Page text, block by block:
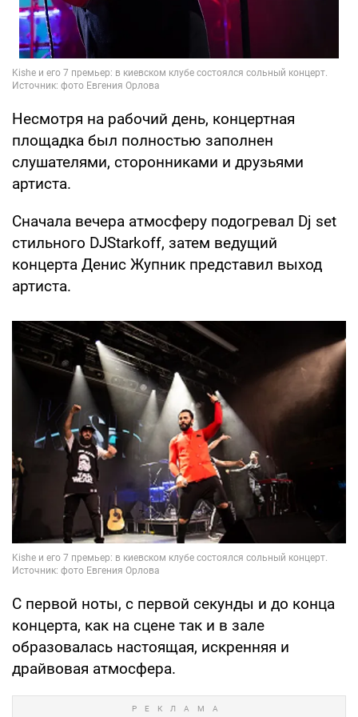
Несмотря на рабочий день, концертная
площадка был полностью заполнен
слушателями, сторонниками и друзьями
артиста.
Сначала вечера атмосферу подогревал Dj set
стильного DJStarkoff, затем ведущий
концерта Денис Жупник представил выход
артиста.
С первой ноты, с первой секунды и до конца
концерта, как на сцене так и в зале
образовалась настоящая, искренняя и
драйвовая атмосфера.